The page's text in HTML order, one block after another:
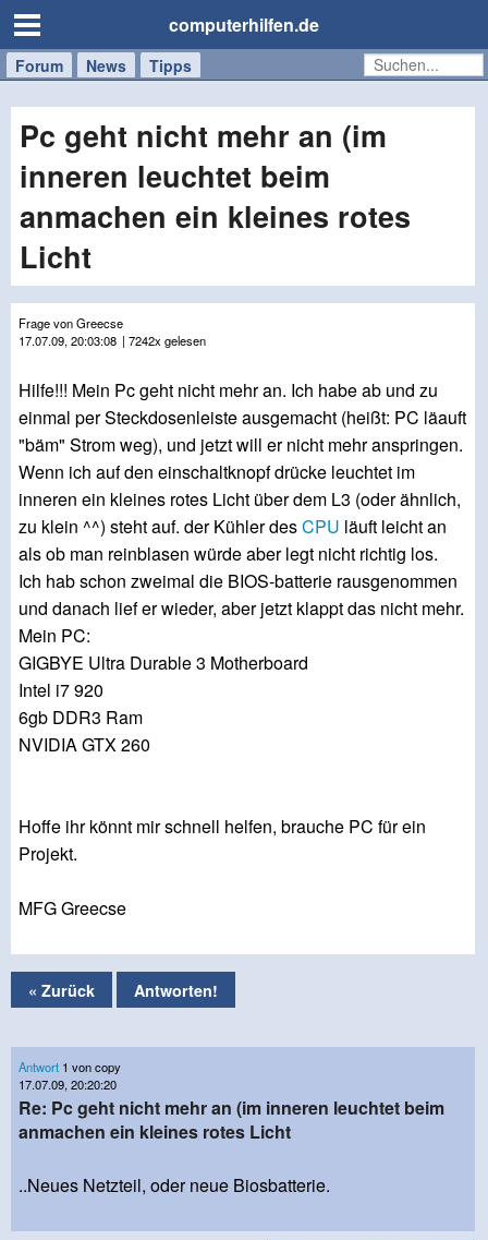
computerhilfen.de
Forum News Tipps
Handy
Tablet
Windows
Mac
Pc geht nicht mehr an (im
inneren leuchtet beim
anmachen ein kleines rotes
Licht
Frage von Greecse
17.07.09, 20:03:08 | 7242x gelesen
Hilfe!!! Mein Pc geht nicht mehr an. Ich habe ab und zu
einmal per Steckdosenleiste ausgemacht (heißt: PC läauft
"bäm" Strom weg), und jetzt will er nicht mehr anspringen.
Wenn ich auf den einschaltknopf drücke leuchtet im
inneren ein kleines rotes Licht über dem L3 (oder ähnlich,
zu klein ^^) steht auf. der Kühler desCPU läuft leicht an
als ob man reinblasen würde aber legt nicht richtig los.
Ich hab schon zweimal die BIOS-batterie rausgenommen
und danach lief er wieder, aber jetzt klappt das nicht mehr.
Mein PC:
GIGBYE Ultra Durable 3 Motherboard
Intel i7 920
6gb DDR3 Ram
NVIDIA GTX 260
Hoffe ihr könnt mir schnell helfen, brauche PC für ein
Projekt.
MFG Greecse
« Zurück Antworten!
Antwort 1 von copy
17.07.09, 20:20:20
Re: Pc geht nicht mehr an (im inneren leuchtet beim
anmachen ein kleines rotes Licht
..Neues Netzteil, oder neue Biosbatterie.